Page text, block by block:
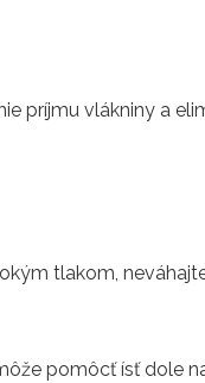
príjmu vlákniny a
tlakom,
pomôcť ísť dole